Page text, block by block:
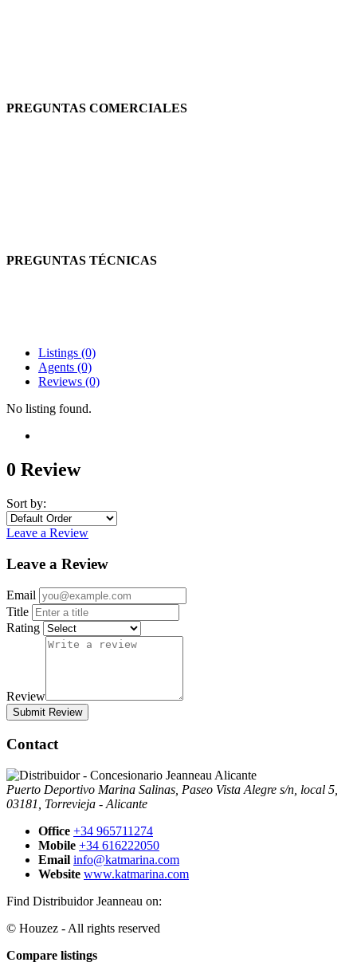
PREGUNTAS COMERCIALES
PREGUNTAS TÉCNICAS
Listings (0)
Agents (0)
Reviews (0)
No listing found.
0 Review
Sort by:
Leave a Review
Leave a Review
Email
Title
Rating
Review
Submit Review
Contact
Puerto Deportivo Marina Salinas, Paseo Vista Alegre s/n, local 5,
03181, Torrevieja - Alicante
Office +34 965711274
Mobile +34 616222050
Email info@katmarina.com
Website www.katmarina.com
Find Distribuidor Jeanneau on:
© Houzez - All rights reserved
Compare listings